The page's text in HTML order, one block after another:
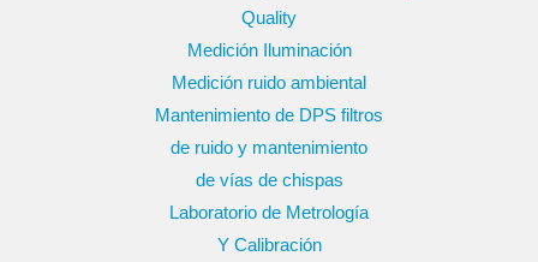
Quality
Medición Iluminación
Medición ruido ambiental
Mantenimiento de DPS filtros
de ruido y mantenimiento
de vías de chispas
Laboratorio de Metrología
Y Calibración